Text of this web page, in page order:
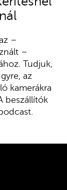
–
–
Tudjuk,
az
kamerákra
beszállítók